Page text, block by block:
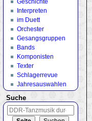
Interpreten
im Duett
Orchester
Gesangsgruppen
Bands
Komponisten
Texter
Schlagerrevue
Jahresauswahlen
Suche